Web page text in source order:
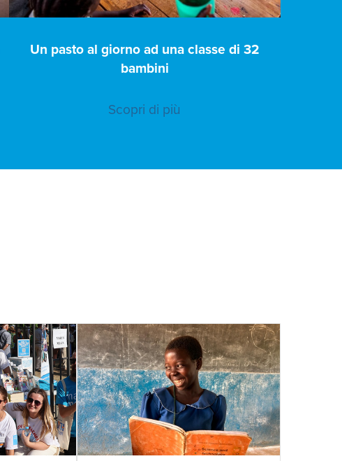
Un pasto al giorno ad una classe di 32
bambini
Scopri di più